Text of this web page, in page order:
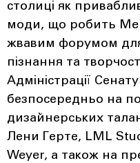
столиці як
моди, що робить
жвавим форумом для
пізнання та
Адміністрації
безпосередньо на
дизайнерських
Лени Герте, LML
Weyer, а також на